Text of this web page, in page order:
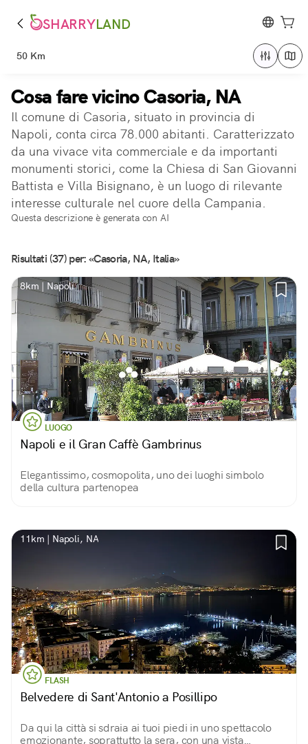
SHARRYLAND
50 Km
Cosa fare vicino Casoria, NA
Il comune di Casoria, situato in provincia di
Napoli, conta circa 78.000 abitanti. Caratterizzato
da una vivace vita commerciale e da importanti
monumenti storici, come la Chiesa di San Giovanni
Battista e Villa Bisignano, è un luogo di rilevante
interesse culturale nel cuore della Campania.
Questa descrizione è generata con AI
Risultati (37) per: «Casoria, NA, Italia»
8km | Napoli
LUOGO
Napoli e il Gran Caffè Gambrinus
Elegantissimo, cosmopolita, uno dei luoghi simbolo
della cultura partenopea
11km | Napoli, NA
FLASH
Belvedere di Sant'Antonio a Posillipo
Da qui la città si sdraia ai tuoi piedi in uno spettacolo
emozionante, soprattutto la sera, con una vista